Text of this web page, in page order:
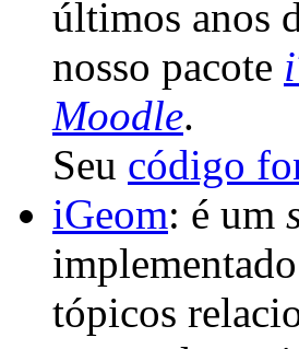
últimos anos
nosso pacote
Moodle.
Seu código
iGeom: é um
tópicos